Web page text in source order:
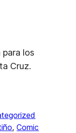
para los
Cruz.
, Comic